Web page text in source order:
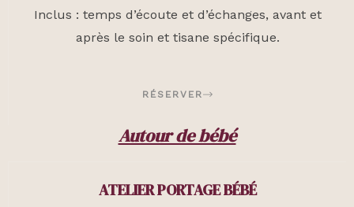
Inclus : temps d’écoute et d’échanges, avant et
après le soin et tisane spécifique.
RÉSERVER
Autour de bébé
ATELIER PORTAGE BÉBÉ